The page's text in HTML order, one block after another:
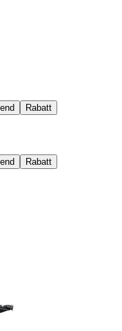
Rabatt
Rabatt